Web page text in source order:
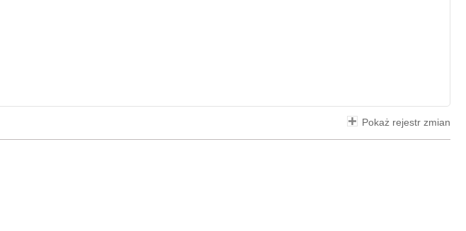
Pokaż rejestr zmian